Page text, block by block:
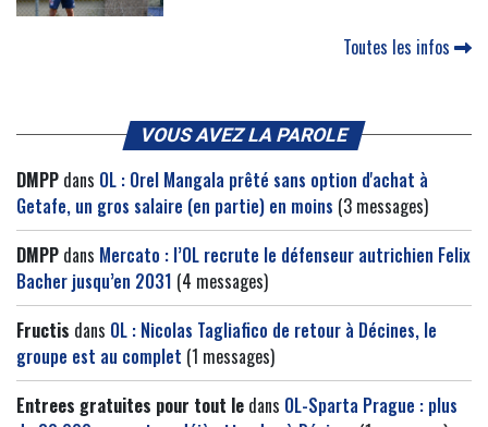
Toutes les infos
VOUS AVEZ LA PAROLE
DMPP dans OL : Orel Mangala prêté sans option d'achat à
Getafe, un gros salaire (en partie) en moins (3 messages)
DMPP dans Mercato : l’OL recrute le défenseur autrichien Felix
Bacher jusqu’en 2031 (4 messages)
Fructis dans OL : Nicolas Tagliafico de retour à Décines, le
groupe est au complet (1 messages)
Entrees gratuites pour tout le dans OL-Sparta Prague : plus